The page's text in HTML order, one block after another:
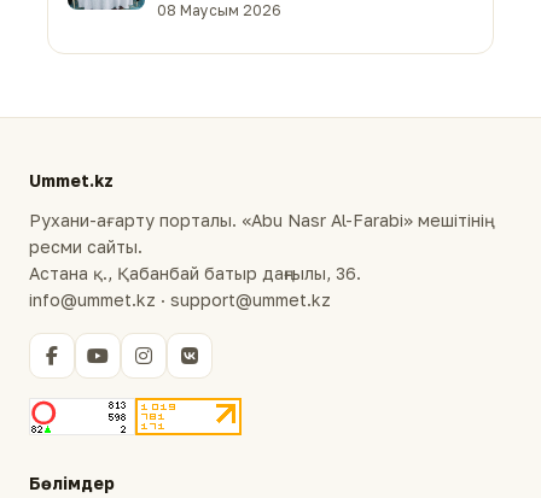
08 Маусым 2026
Ummet.kz
Рухани-ағарту порталы. «Abu Nasr Al-Farabi» мешітінің
ресми сайты.
Астана қ., Қабанбай батыр даңғылы, 36.
info@ummet.kz · support@ummet.kz
Бөлімдер